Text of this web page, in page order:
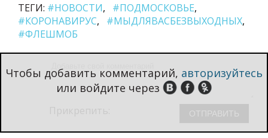
ТЕГИ: #НОВОСТИ
#ПОДМОСКОВЬЕ
#КОРОНАВИРУС
#МЫДЛЯВАСБЕЗВЫХОДНЫХ
#ФЛЕШМОБ
Чтобы добавить комментарий, авторизуйтесь
или войдите через